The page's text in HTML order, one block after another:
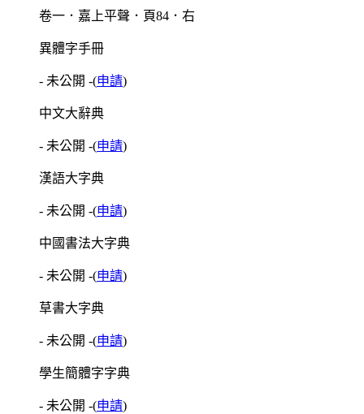
卷一．嘉上平聲．頁84．右
異體字手冊
- 未公開 -(申請)
中文大辭典
- 未公開 -(申請)
漢語大字典
- 未公開 -(申請)
中國書法大字典
- 未公開 -(申請)
草書大字典
- 未公開 -(申請)
學生簡體字字典
- 未公開 -(申請)